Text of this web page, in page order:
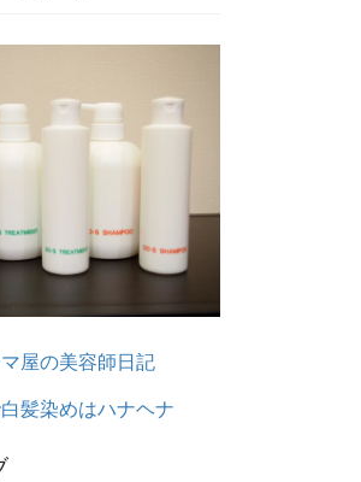
屋の美容師日記
髪染めはハナヘナ